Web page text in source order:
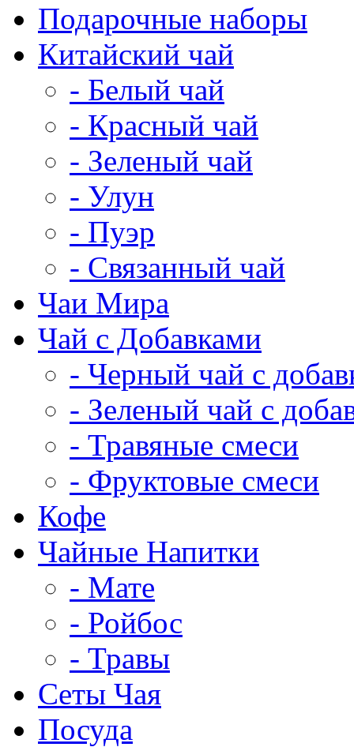
Подарочные наборы
Китайский чай
- Белый чай
- Красный чай
- Зеленый чай
- Улун
- Пуэр
- Связанный чай
Чаи Мира
Чай с Добавками
- Черный чай с
- Зеленый чай с
- Травяные смеси
- Фруктовые смеси
Кофе
Чайные Напитки
- Мате
- Ройбос
- Травы
Сеты Чая
Посуда